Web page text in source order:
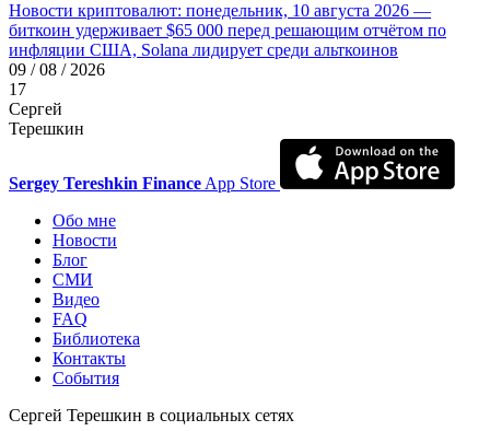
Новости криптовалют: понедельник, 10 августа 2026 —
биткоин удерживает $65 000 перед решающим отчётом по
инфляции США, Solana лидирует среди альткоинов
09 / 08 / 2026
17
Сергей
Терешкин
Sergey Tereshkin Finance App Store
Обо мне
Новости
Блог
СМИ
Видео
FAQ
Библиотека
Контакты
События
Сергей Терешкин в социальных сетях